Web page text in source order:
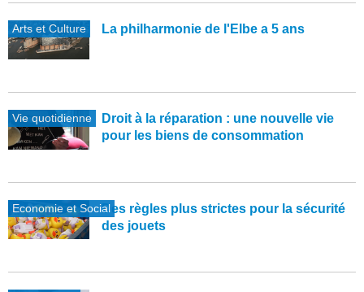
Arts et Culture La philharmonie de l'Elbe a 5 ans
Vie quotidienne
Droit à la réparation : une nouvelle vie
pour les biens de consommation
Economie et SocialDes règles plus strictes pour la sécurité
des jouets